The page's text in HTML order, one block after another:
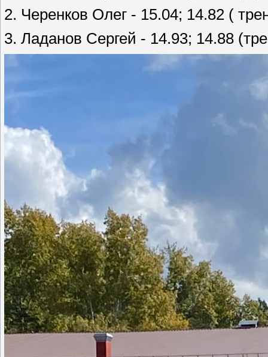
2. Черенков Олег - 15.04; 14.82 (
3. Ладанов Сергей - 14.93; 14.88